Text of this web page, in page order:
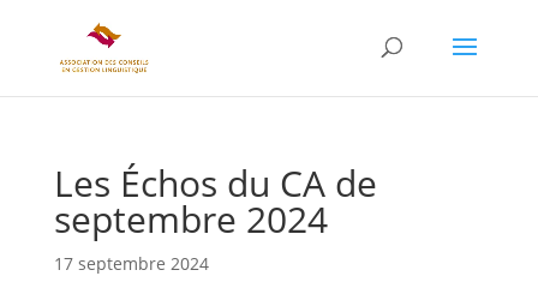
Les Échos du CA de
septembre 2024
17 septembre 2024